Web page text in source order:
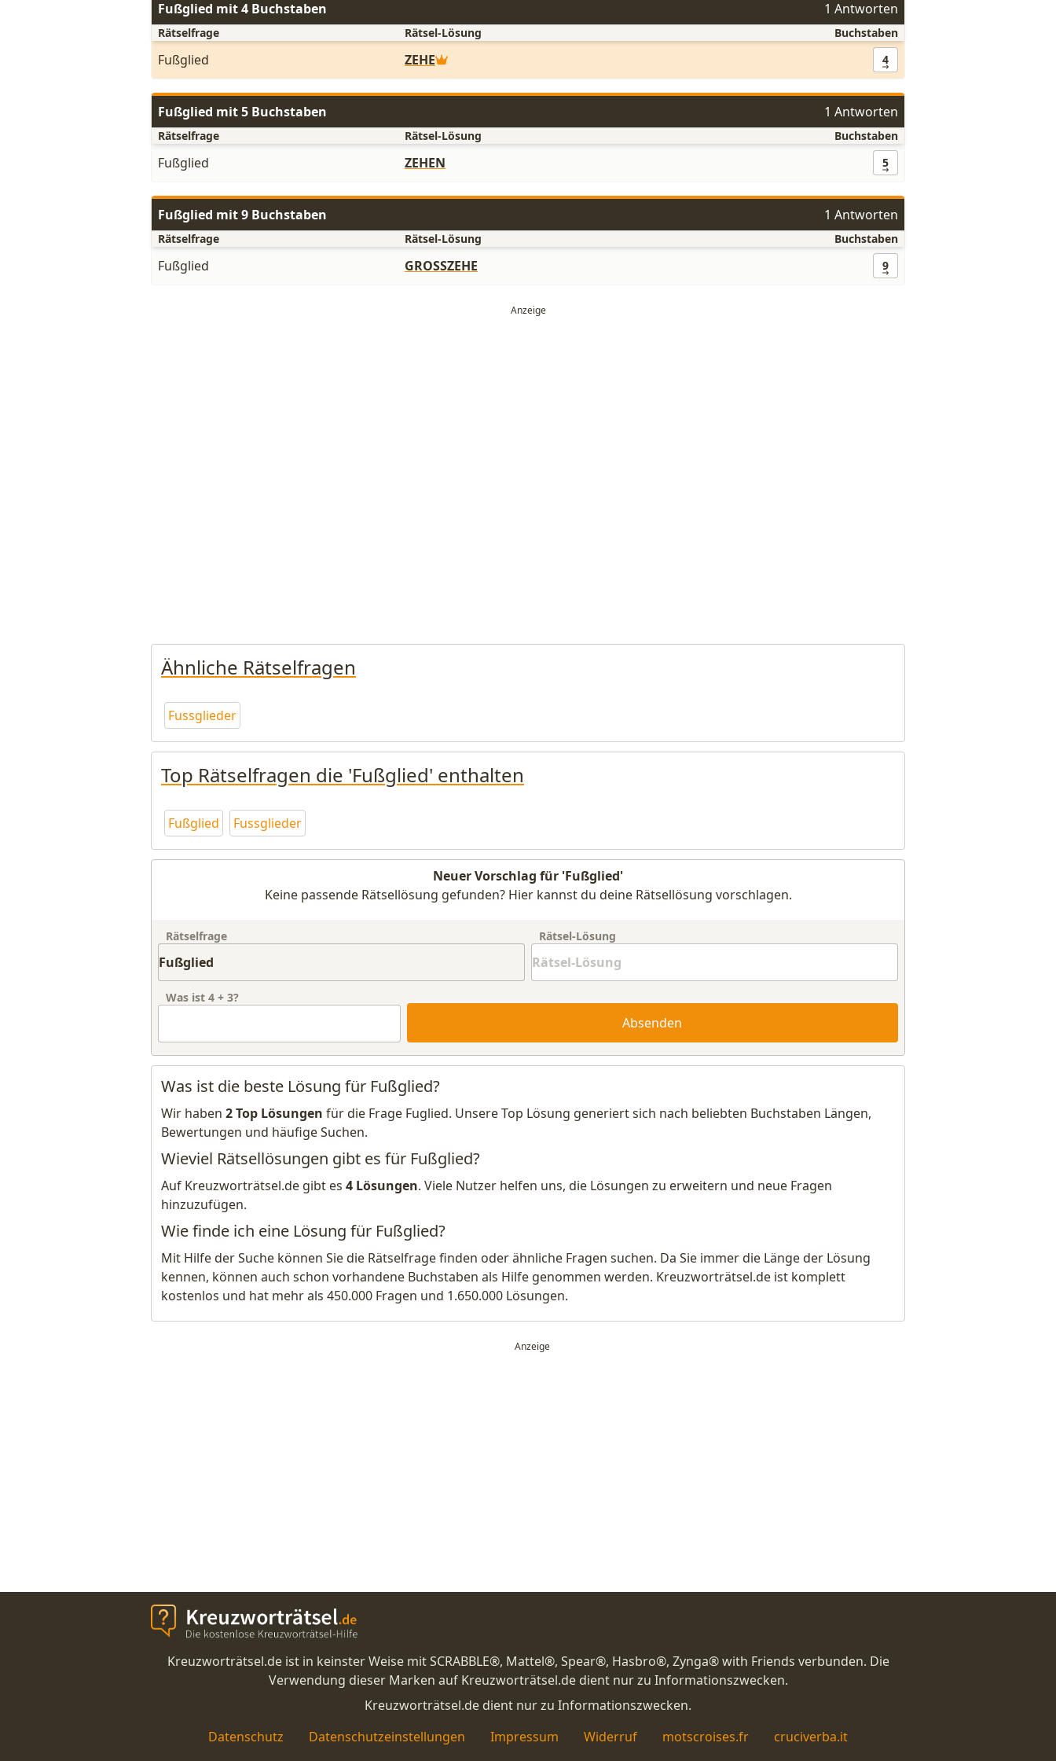
Fußglied mit 4 Buchstaben 1 Antworten
Rätselfrage Rätsel-Lösung Buchstaben
Fußglied ZEHE 4
Fußglied mit 5 Buchstaben 1 Antworten
Rätselfrage Rätsel-Lösung Buchstaben
Fußglied ZEHEN 5
Fußglied mit 9 Buchstaben 1 Antworten
Rätselfrage Rätsel-Lösung Buchstaben
Fußglied GROSSZEHE 9
Ähnliche Rätselfragen
Fussglieder
Top Rätselfragen die 'Fußglied' enthalten
Fußglied Fussglieder
Neuer Vorschlag für 'Fußglied'
Keine passende Rätsellösung gefunden? Hier kannst du deine Rätsellösung vorschlagen.
Rätselfrage Rätsel-Lösung
Was ist 4 + 3?
Absenden
Was ist die beste Lösung für Fußglied?
Wir haben 2 Top Lösungen für die Frage Fuglied. Unsere Top Lösung generiert sich nach beliebten Buchstaben Längen,
Bewertungen und häufige Suchen.
Wieviel Rätsellösungen gibt es für Fußglied?
Auf Kreuzworträtsel.de gibt es 4 Lösungen. Viele Nutzer helfen uns, die Lösungen zu erweitern und neue Fragen
hinzuzufügen.
Wie finde ich eine Lösung für Fußglied?
Mit Hilfe der Suche können Sie die Rätselfrage finden oder ähnliche Fragen suchen. Da Sie immer die Länge der Lösung
kennen, können auch schon vorhandene Buchstaben als Hilfe genommen werden. Kreuzworträtsel.de ist komplett
kostenlos und hat mehr als 450.000 Fragen und 1.650.000 Lösungen.
Kreuzworträtsel.de ist in keinster Weise mit SCRABBLE®, Mattel®, Spear®, Hasbro®, Zynga® with Friends verbunden. Die
Verwendung dieser Marken auf Kreuzworträtsel.de dient nur zu Informationszwecken.
Kreuzworträtsel.de dient nur zu Informationszwecken.
Datenschutz
Datenschutzeinstellungen Impressum Widerruf motscroises.fr cruciverba.it